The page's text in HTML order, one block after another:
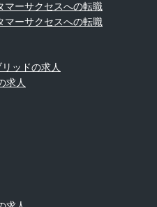
マーサクセスへの転職
マーサクセスへの転職
ッドの求人
求人